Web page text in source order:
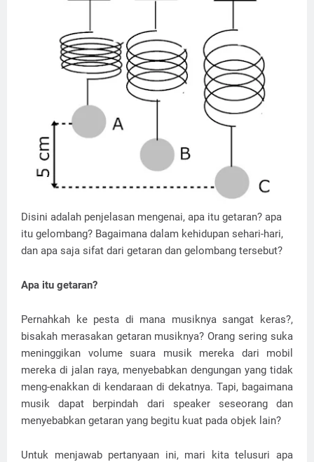
Disini adalah penjelasan mengenai, apa itu getaran? apa
itu gelombang? Bagaimana dalam kehidupan sehari-hari,
dan apa saja sifat dari getaran dan gelombang tersebut?
Apa itu getaran?
Pernahkah ke pesta di mana musiknya sangat keras?,
bisakah merasakan getaran musiknya? Orang sering suka
meninggikan volume suara musik mereka dari mobil
mereka di jalan raya, menyebabkan dengungan yang tidak
meng-enakkan di kendaraan di dekatnya. Tapi, bagaimana
musik dapat berpindah dari speaker seseorang dan
menyebabkan getaran yang begitu kuat pada objek lain?
Untuk menjawab pertanyaan ini, mari kita telusuri apa